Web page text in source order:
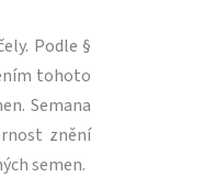
Podle §
tohoto
Semana
znění
semen.